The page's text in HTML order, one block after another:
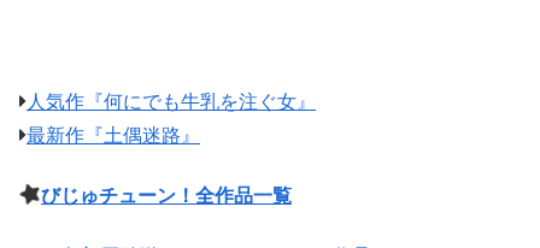
人気作『何にでも牛乳を注ぐ女』
最新作『土偶迷路』
びじゅチューン！全作品一覧